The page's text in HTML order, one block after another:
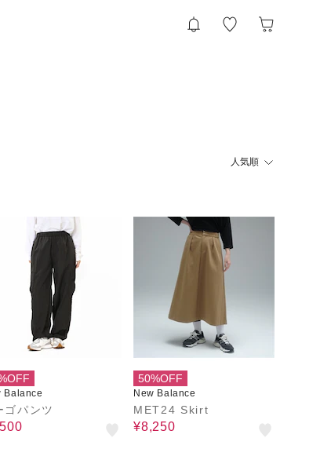
人気順
Balance
ゴパンツ
50%OFF
New Balance
MET24 Skirt
¥8,250